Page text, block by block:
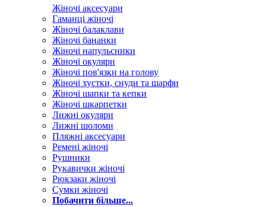
Жіночі аксесуари
Гаманці жіночі
Жіночі балаклави
Жіночі бананки
Жіночі напульсники
Жіночі окуляри
Жіночі пов'язки на голову
Жіночі хустки, снуди та шарфи
Жіночі шапки та кепки
Жіночі шкарпетки
Лижні окуляри
Лижні шоломи
Пляжні аксесуари
Ремені жіночі
Рушники
Рукавички жіночі
Рюкзаки жіночі
Сумки жіночі
Побачити більше...